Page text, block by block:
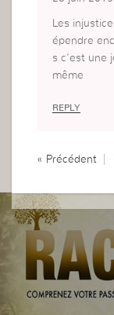
Les
épendre
s c’est une
même
REPLY
« Précédent